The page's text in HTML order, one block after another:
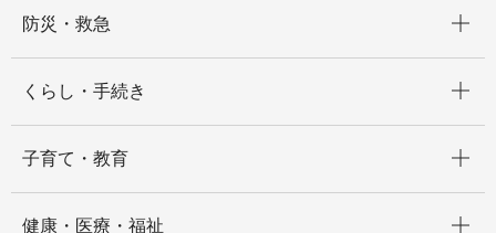
防災・救急
くらし・手続き
子育て・教育
健康・医療・福祉